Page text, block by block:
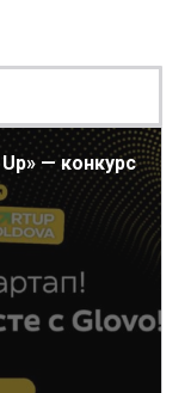
— конкурс